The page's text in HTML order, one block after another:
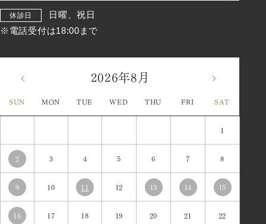
休診日
日曜、祝日
※電話受付は18:00まで
2026年8月
SUN MON TUE WED THU FRI SAT
1
2 3 4 5 6 7 8
9 10 11 12 13 14 15
16 17 18 19 20 21 22